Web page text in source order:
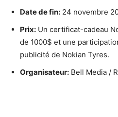
Date de fin: 24 novembre
Prix: Un certificat-cadeau
de 1000$ et une
publicité de Nokian Tyres.
Organisateur: Bell Media /